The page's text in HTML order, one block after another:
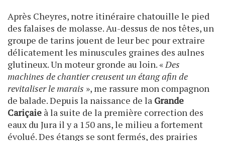
Après Cheyres, notre itinéraire chatouille le pied
des falaises de molasse. Au-dessus de nos têtes, un
groupe de tarins jouent de leur bec pour extraire
délicatement les minuscules graines des aulnes
glutineux. Un moteur gronde au loin. «Des
machines de chantier creusent un étang afin de
revitaliser le marais », me rassure mon compagnon
de balade. Depuis la naissance de la Grande
Cariçaie à la suite de la première correction des
eaux du Jura il y a 150 ans, le milieu a fortement
évolué. Des étangs se sont fermés, des prairies